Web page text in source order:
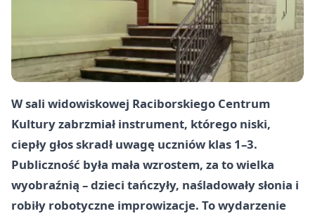
W sali widowiskowej Raciborskiego Centrum
Kultury zabrzmiał instrument, którego niski,
ciepły głos skradł uwagę uczniów klas 1–3.
Publiczność była mała wzrostem, za to wielka
wyobraźnią – dzieci tańczyły, naśladowały słonia i
robiły robotyczne improwizacje. To wydarzenie